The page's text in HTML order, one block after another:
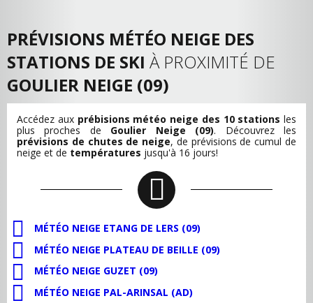
PRÉVISIONS MÉTÉO NEIGE DES
STATIONS DE SKI À PROXIMITÉ DE
GOULIER NEIGE (09)
Accédez aux prébisions météo neige des 10 stations les
plus proches de Goulier Neige (09). Découvrez les
prévisions de chutes de neige, de prévisions de cumul de
neige et de températures jusqu'à 16 jours!
MÉTÉO NEIGE ETANG DE LERS (09)
MÉTÉO NEIGE PLATEAU DE BEILLE (09)
MÉTÉO NEIGE GUZET (09)
MÉTÉO NEIGE PAL-ARINSAL (AD)